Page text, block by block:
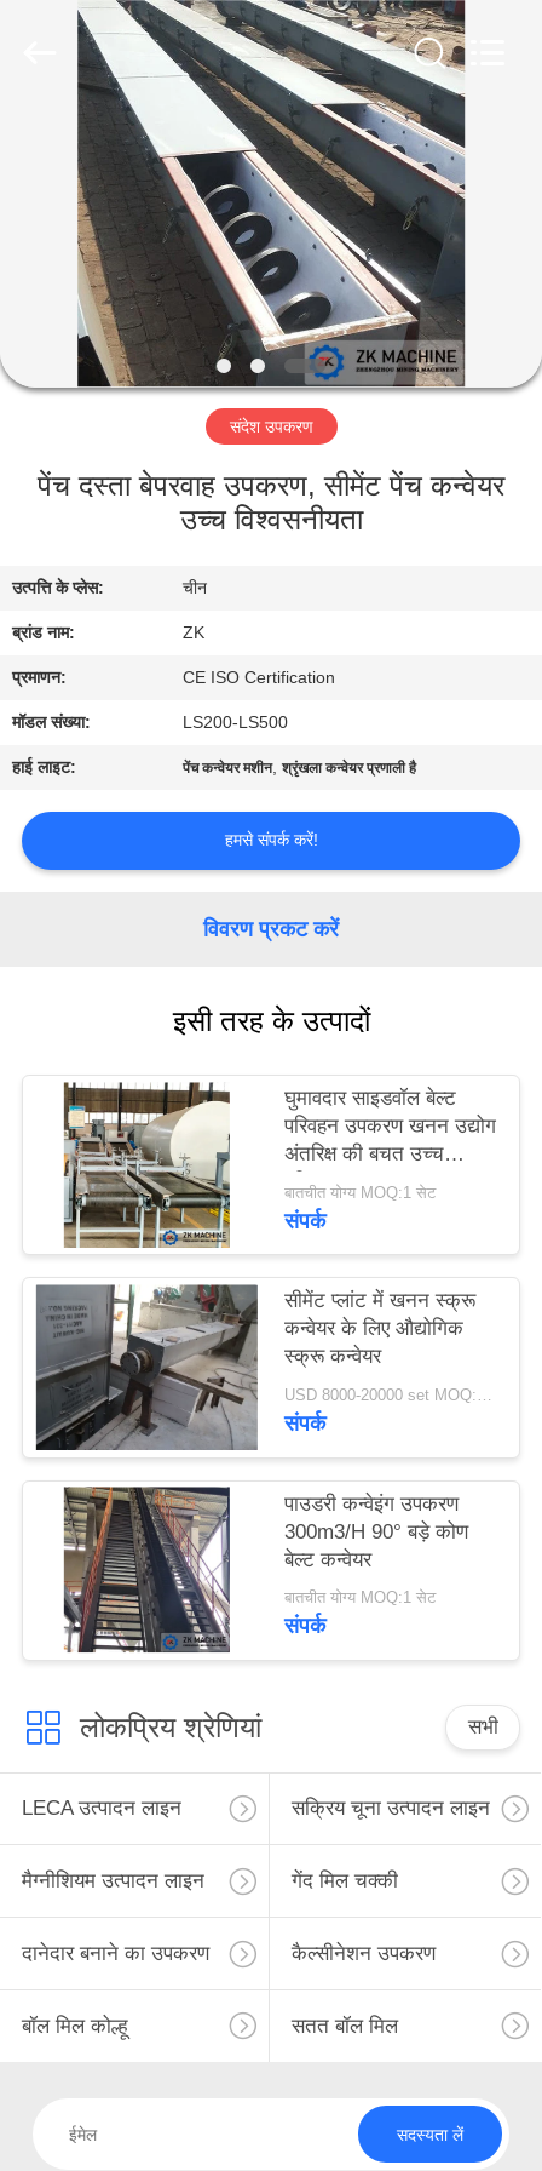
उत्पादों
वीआर
शो
हमारे
कारखाना
भ्रमण
गुणवत्ता
संपर्क
एक
उद्धरण
अनुरोध
साइटमैप
गोपनीयता
नीति
संदेश उपकरण
पेंच दस्ता बेपरवाह उपकरण, सीमेंट पेंच कन्वेयर
उच्च विश्वसनीयता
उत्पत्ति के प्लेस: चीन
ब्रांड नाम: ZK
प्रमाणन: CE ISO Certification
मॉडल संख्या: LS200-LS500
हाई लाइट: पेंच कन्वेयर मशीन,श्रृंखला कन्वेयर प्रणाली है
हमसे संपर्क करें!
विवरण प्रकट करें
इसी तरह के उत्पादों
घुमावदार साइडवॉल बेल्ट
परिवहन उपकरण खनन उद्योग
अंतरिक्ष की बचत उच्च
परिवहन क्षमता
बातचीत योग्य MOQ:1 सेट
संपर्क
सीमेंट प्लांट में खनन स्क्रू
कन्वेयर के लिए औद्योगिक
स्क्रू कन्वेयर
USD 8000-20000 set MOQ:1 सेट
संपर्क
पाउडरी कन्वेइंग उपकरण
300m3/H 90° बड़े कोण
बेल्ट कन्वेयर
बातचीत योग्य MOQ:1 सेट
संपर्क
लोकप्रिय श्रेणियां सभी
LECA उत्पादन लाइन सक्रिय चूना उत्पादन लाइन
मैग्नीशियम उत्पादन लाइन गेंद मिल चक्की
दानेदार बनाने का उपकरण कैल्सीनेशन उपकरण
बॉल मिल कोल्हू सतत बॉल मिल
सदस्यता लें